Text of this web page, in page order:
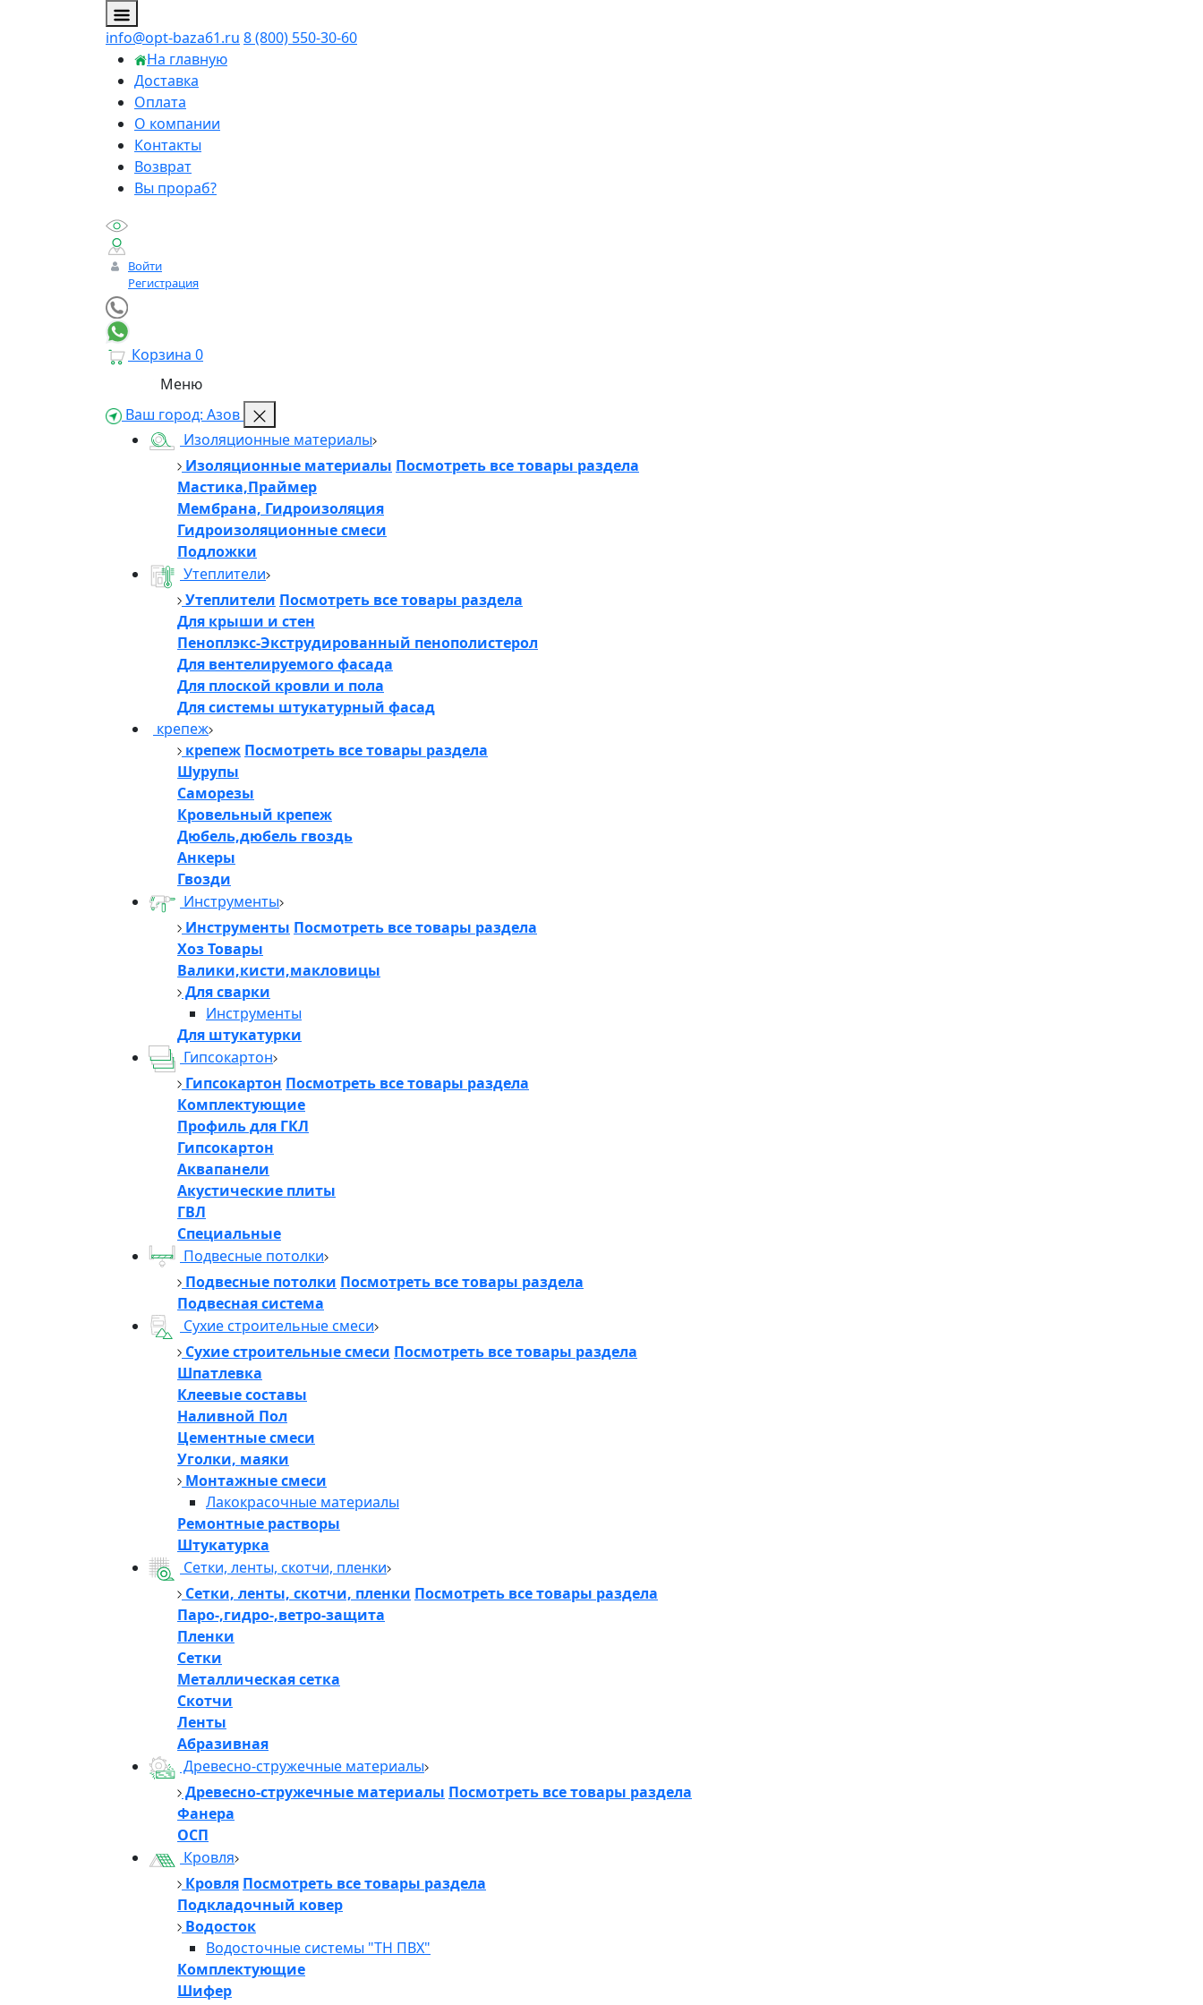
info@opt-baza61.ru 8 (800) 550-30-60
На главную
Доставка
Оплата
О компании
Контакты
Возврат
Вы прораб?
Войти
Регистрация
Корзина 0
Меню
Ваш город: Азов
Изоляционные материалы
Изоляционные материалы Посмотреть все товары раздела
Мастика,Праймер
Мембрана, Гидроизоляция
Гидроизоляционные смеси
Подложки
Утеплители
Утеплители Посмотреть все товары раздела
Для крыши и стен
Пеноплэкс-Экструдированный пенополистерол
Для вентелируемого фасада
Для плоской кровли и пола
Для системы штукатурный фасад
крепеж
крепеж Посмотреть все товары раздела
Шурупы
Саморезы
Кровельный крепеж
Дюбель,дюбель гвоздь
Анкеры
Гвозди
Инструменты
Инструменты Посмотреть все товары раздела
Хоз Товары
Валики,кисти,макловицы
Для сварки
Инструменты
Для штукатурки
Гипсокартон
Гипсокартон Посмотреть все товары раздела
Комплектующие
Профиль для ГКЛ
Гипсокартон
Аквапанели
Акустические плиты
ГВЛ
Специальные
Подвесные потолки
Подвесные потолки Посмотреть все товары раздела
Подвесная система
Сухие строительные смеси
Сухие строительные смеси Посмотреть все товары раздела
Шпатлевка
Клеевые составы
Наливной Пол
Цементные смеси
Уголки, маяки
Монтажные смеси
Лакокрасочные материалы
Ремонтные растворы
Штукатурка
Сетки, ленты, скотчи, пленки
Сетки, ленты, скотчи, пленки Посмотреть все товары раздела
Паро-,гидро-,ветро-защита
Пленки
Сетки
Металлическая сетка
Скотчи
Ленты
Абразивная
Древесно-стружечные материалы
Древесно-стружечные материалы Посмотреть все товары раздела
Фанера
ОСП
Кровля
Кровля Посмотреть все товары раздела
Подкладочный ковер
Водосток
Водосточные системы "ТН ПВХ"
Комплектующие
Шифер